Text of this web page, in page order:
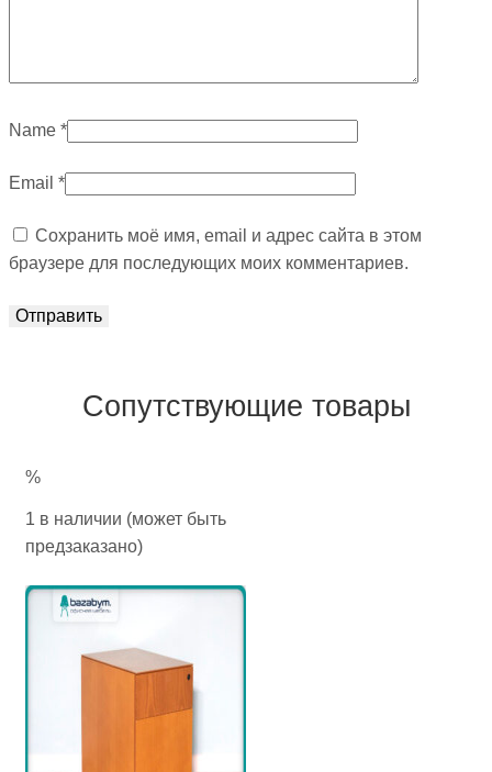
Name *
Email *
Сохранить моё имя, email и адрес сайта в этом
браузере для последующих моих комментариев.
Сопутствующие товары
%
1 в наличии (может быть
предзаказано)